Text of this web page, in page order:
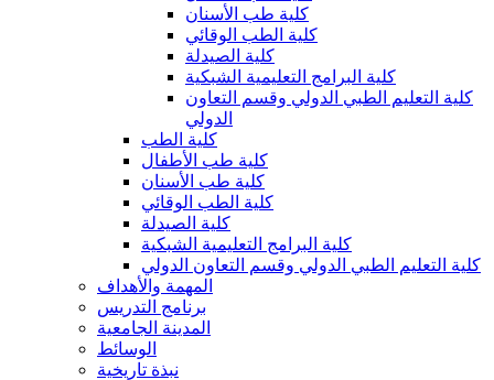
كلية طب الأسنان
كلية الطب الوقائي
كلية الصيدلة
كلية البرامج التعليمية الشبكية
كلية التعليم الطبي الدولي وقسم التعاون
الدولي
كلية الطب
كلية طب الأطفال
كلية طب الأسنان
كلية الطب الوقائي
كلية الصيدلة
كلية البرامج التعليمية الشبكية
كلية التعليم الطبي الدولي وقسم التعاون الدولي
المهمة والأهداف
برنامج التدريس
المدينة الجامعية
الوسائط
نبذة تاريخية